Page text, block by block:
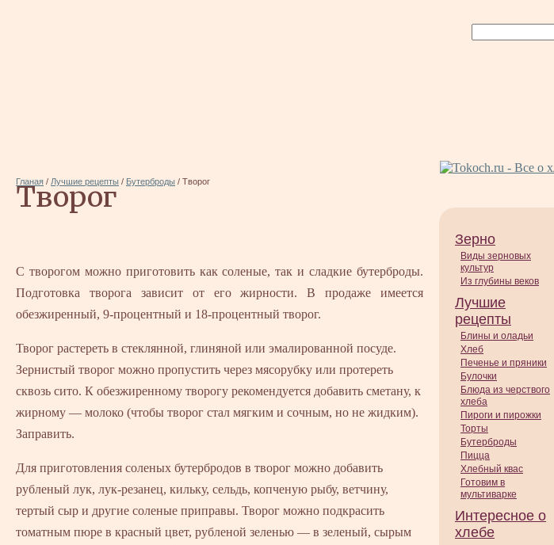
Гланая / Лучшие рецепты / Бутерброды / Творог
Творог
С творогом можно приготовить как соленые, так и сладкие бутерброды.
Подготовка творога зависит от его жирности. В продаже имеется
обезжиренный, 9-процентный и 18-процентный творог.
Творог растереть в стеклянной, глиняной или эмалированной посуде.
Зернистый творог можно пропустить через мясорубку или протереть
сквозь сито. К обезжиренному творогу рекомендуется добавить сметану, к
жирному — молоко (чтобы творог стал мягким и сочным, но не жидким).
Заправить.
Для приготовления соленых бутербродов в творог можно добавить
рубленый лук, лук-резанец, кильку, сельдь, копченую рыбу, ветчину,
тертый сыр и другие соленые приправы. Творог можно подкрасить
томатным пюре в красный цвет, рубленой зеленью — в зеленый, сырым
Зерно
Виды зерновых
культур
Из глубины веков
Лучшие
рецепты
Блины и оладьи
Хлеб
Печенье и пряники
Булочки
Блюда из черствого
хлеба
Пироги и пирожки
Торты
Бутерброды
Пицца
Хлебный квас
Готовим в
мультиварке
Интересное о
хлебе